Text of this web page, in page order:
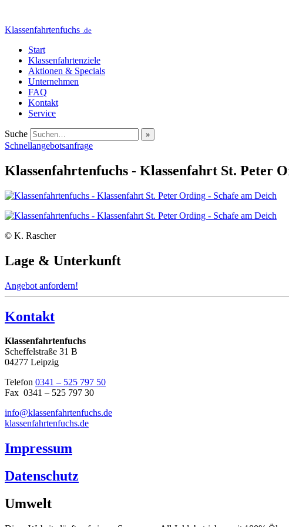
Klassenfahrtenfuchs .de
Start
Klassenfahrtenziele
Aktionen & Specials
Unternehmen
FAQ
Kontakt
Service
Suche
Schnellangebotsanfrage
Klassenfahrtenfuchs - Klassenfahrt St. Peter
© K. Rascher
Lage & Unterkunft
Angebot anfordern!
Kontakt
Klassenfahrtenfuchs
Scheffelstraße 31 B
04277 Leipzig
Telefon 0341 – 525 797 50
Fax 0341 – 525 797 30
info@klassenfahrtenfuchs.de
klassenfahrtenfuchs.de
Impressum
Datenschutz
Umwelt